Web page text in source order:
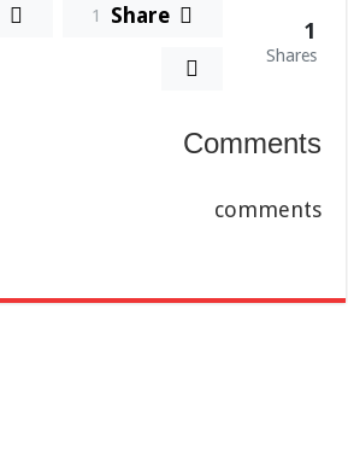
1
Shares
Share
1
Comments
comments